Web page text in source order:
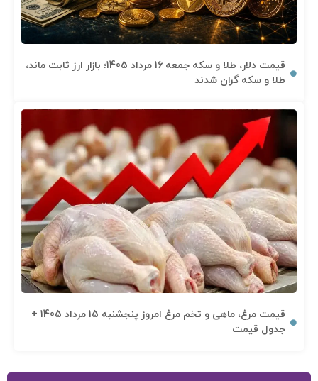
قیمت دلار، طلا و سکه جمعه 16 مرداد 1405؛ بازار ارز ثابت ماند،
طلا و سکه گران شدند
قیمت مرغ، ماهی و تخم مرغ امروز پنجشنبه 15 مرداد 1405 +
جدول قیمت